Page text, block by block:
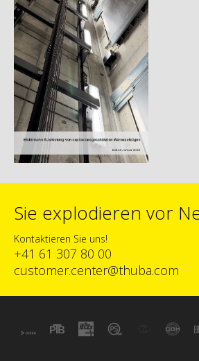
Sie explodieren vor
Kontaktieren Sie uns!
+41 61 307 80 00
customer.center@thuba.com